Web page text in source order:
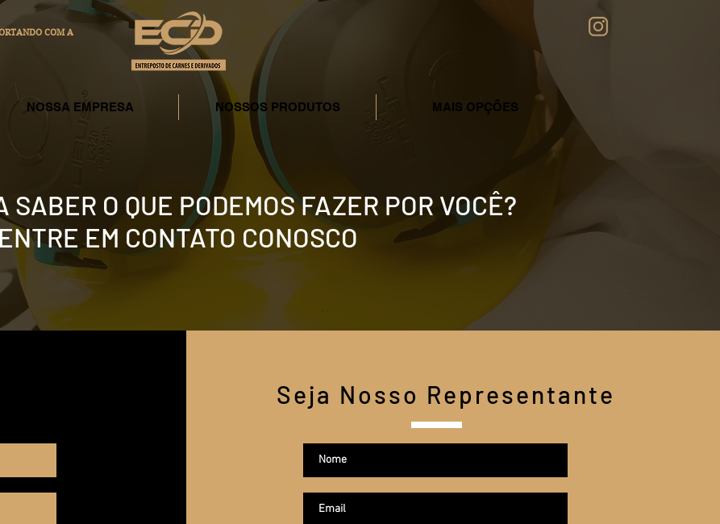
COM A
NOSSA EMPRESA NOSSOS PRODUTOS MAIS OPÇÕES
SABER O QUE PODEMOS FAZER POR VOCÊ?
ENTRE EM CONTATO CONOSCO
Seja Nosso Representante